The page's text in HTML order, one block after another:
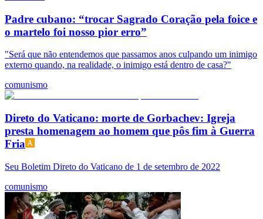
Padre cubano: “trocar Sagrado Coração pela foice e
o martelo foi nosso pior erro”
"Será que não entendemos que passamos anos culpando um inimigo
externo quando, na realidade, o inimigo está dentro de casa?"
comunismo
Direto do Vaticano: morte de Gorbachev: Igreja
presta homenagem ao homem que pôs fim à Guerra
Fria
Seu Boletim Direto do Vaticano de 1 de setembro de 2022
comunismo